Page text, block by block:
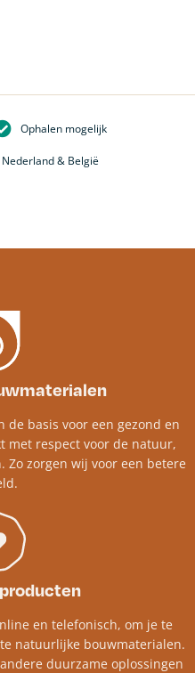
Ophalen mogelijk
& België
basis voor een gezond en
met respect voor de natuur,
Zo zorgen wij voor een betere
en telefonisch, om je te
natuurlijke bouwmaterialen.
duurzame oplossingen